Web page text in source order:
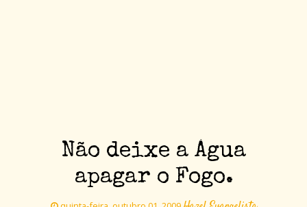
Não deixe a Água
apagar o Fogo.